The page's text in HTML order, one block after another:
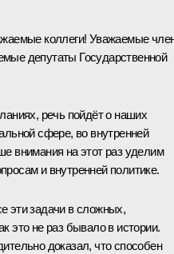
коллеги! Уважаемые
депутаты Государственной
речь пойдёт о наших
сфере, во внутренней
внимания на этот раз уделим
и внутренней политике.
эти задачи в сложных,
это не раз бывало в истории.
доказал, что способен